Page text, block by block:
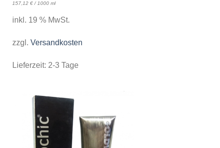
157,12 €/1000 ml
inkl. 19 % MwSt.
zzgl. Versandkosten
Lieferzeit: 2-3 Tage